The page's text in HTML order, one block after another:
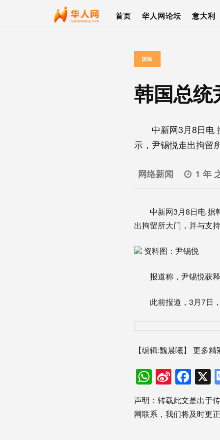
首页 华人网论坛 意大利
国际
韩国总统
中新网3月8日电
示，尹锡悦走出拘留
网络新闻 1 年
中新网3月8日电 据韩
出拘留所大门，并与支
资料图：尹锡悦
报道称，尹锡悦获释
此前报道，3月7日，
【编辑:魏晨曦】 更多精
Sina
Weibo
声明：转载此文是出于
网联系，我们将及时更